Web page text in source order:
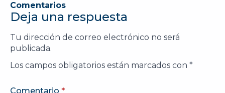
Comentarios
Deja una respuesta
Tu dirección de correo electrónico no será
publicada.
Los campos obligatorios están marcados con *
Comentario *